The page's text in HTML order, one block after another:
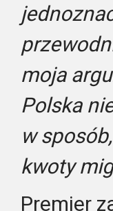
moja
Polska
w
kwoty
Premier